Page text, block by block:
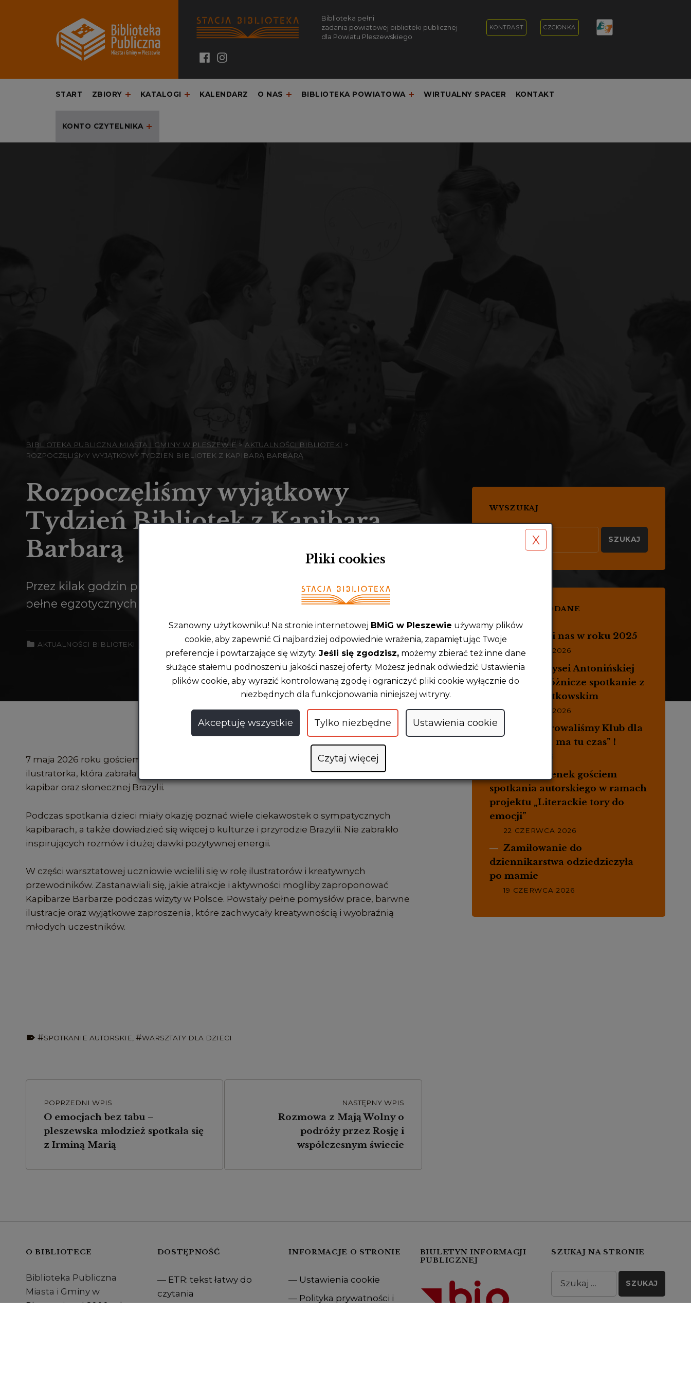
Biblioteka Publiczna Miasta i Gminy w Pleszewie
PEŁNIĄCA ZADANIA BIBLIOTEKI POWIATOWEJ
Biblioteka pełni
zadania powiatowej biblioteki publicznej
dla Powiatu Pleszewskiego
KONTRAST CZCIONKA
FacebookInstagram
START ZBIORY KATALOGI KALENDARZ O NAS BIBLIOTEKA POWIATOWA WIRTUALNY SPACER KONTAKT
KONTO CZYTELNIKA
BIBLIOTEKA PUBLICZNA MIASTA I GMINY W PLESZEWIE > AKTUALNOŚCI BIBLIOTEKI >
ROZPOCZĘLIŚMY WYJĄTKOWY TYDZIEŃ BIBLIOTEK Z KAPIBARĄ BARBARĄ
Rozpoczęliśmy wyjątkowy
Tydzień Bibliotek z Kapibarą
Barbarą
Przez kilak godzin pleszewska biblioteka zamieniła się w miejsce
pełne egzotycznych opowieści, kreatywności i dziecięcej wyobraźni.
AKTUALNOŚCI BIBLIOTEKI
POSTED ON:
8 MAJA 2026
WRITTEN BY:
WEG2022
7 maja 2026 roku gościem Biblioteki w Pleszewie była Eliza Piotrowska – pisarka i
ilustratorka, która zabrała uczniów młodych czytelników w niezwykłą podróż do świata
kapibar oraz słonecznej Brazylii.
Podczas spotkania dzieci miały okazję poznać wiele ciekawostek o sympatycznych
kapibarach, a także dowiedzieć się więcej o kulturze i przyrodzie Brazylii. Nie zabrakło
inspirujących rozmów i dużej dawki pozytywnej energii.
W części warsztatowej uczniowie wcielili się w rolę ilustratorów i kreatywnych
przewodników. Zastanawiali się, jakie atrakcje i aktywności mogliby zaproponować
Kapibarze Barbarze podczas wizyty w Polsce. Powstały pełne pomysłów prace, barwne
ilustracje oraz wyjątkowe zaproszenia, które zachwycały kreatywnością i wyobraźnią
młodych uczestników.
SPOTKANIE AUTORSKIE
WARSZTATY DLA DZIECI
Nawigacja wpisu
POPRZEDNI WPIS
O emocjach bez tabu –
pleszewska młodzież spotkała się
z Irminą Marią
NASTĘPNY WPIS
Rozmowa z Mają Wolny o
podróży przez Rosję i
współczesnym świecie
WYSZUKAJ
OSTATNIO DODANE
Odwiedzili nas w roku 2025
4 SIERPNIA 2026
Prolog Odysei Antonińskiej
2026 – podróżnicze spotkanie z
Jankiem Wojtkowskim
4 SIERPNIA 2026
Zainaugurowaliśmy Klub dla
Mam „Mama ma tu czas” !
1 LIPCA 2026
Jacek Rozenek gościem
spotkania autorskiego w ramach
projektu „Literackie tory do
emocji”
22 CZERWCA 2026
Zamiłowanie do
dziennikarstwa odziedziczyła
po mamie
19 CZERWCA 2026
O BIBLIOTECE
Biblioteka Publiczna
Miasta i Gminy w
Pleszewie od 2000 roku
DOSTĘPNOŚĆ
ETR: tekst łatwy do
czytania
INFORMACJE O STRONIE
Ustawienia cookie
Polityka prywatności i
BIULETYN INFORMACJI
PUBLICZNEJ
SZUKAJ NA STRONIE
Wyszukiwanie dla:
X
Pliki cookies
Szanowny użytkowniku! Na stronie internetowej BMiG w Pleszewie używamy plików
cookie, aby zapewnić Ci najbardziej odpowiednie wrażenia, zapamiętując Twoje
preferencje i powtarzające się wizyty. Jeśli się zgodzisz,możemy zbierać też inne dane
służące stałemu podnoszeniu jakości naszej oferty. Możesz jednak odwiedzić Ustawienia
plików cookie, aby wyrazić kontrolowaną zgodę i ograniczyć pliki cookie wyłącznie do
niezbędnych dla funkcjonowania niniejszej witryny.
Akceptuję wszystkie Tylko niezbędne Ustawienia cookie
Czytaj więcej